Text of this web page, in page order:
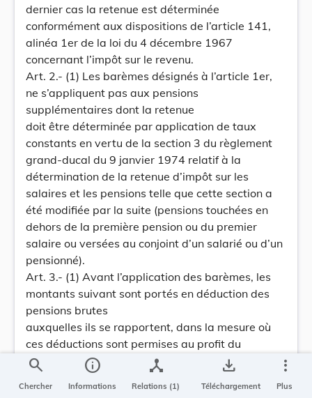
dernier cas la retenue est déterminée
conformément aux dispositions de l’article 141,
alinéa 1er de la loi du 4 décembre 1967
concernant l’impôt sur le revenu.
Art. 2.- (1) Les barèmes désignés à l’article 1er,
ne s’appliquent pas aux pensions
supplémentaires dont la retenue
doit être déterminée par application de taux
constants en vertu de la section 3 du règlement
grand-ducal du 9 janvier 1974 relatif à la
détermination de la retenue d’impôt sur les
salaires et les pensions telle que cette section a
été modifiée par la suite (pensions touchées en
dehors de la première pension ou du premier
salaire ou versées au conjoint d’un salarié ou d’un
pensionné).
Art. 3.- (1) Avant l’application des barèmes, les
montants suivant sont portés en déduction des
pensions brutes
auxquelles ils se rapportent, dans la mesure où
ces déductions sont permises au profit du
pensionné par une disposition légale ou
réglementaire:
1. les cotisations de sécurité sociale légalement
search
Chercher
info
Informations
device_hub
Relations (1)
save_alt
Téléchargement
more_vert
Plus